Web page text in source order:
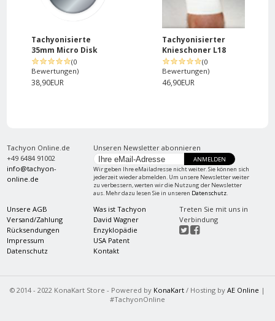
Tachyonisierte
35mm Micro Disk
(0
Bewertungen)
38,90EUR
Tachyonisierter
Knieschoner L18
(0
Bewertungen)
46,90EUR
Tachyon Online.de
+49 6484 91002
info@tachyon-
online.de
Unseren Newsletter abonnieren
ANMELDEN
Wir geben Ihre eMailadresse nicht weiter. Sie können sich
jederzeit wieder abmelden. Um unsere Newsletter weiter
zu verbessern, werten wir die Nutzung der Newsletter
aus. Mehr dazu lesen Sie in unseren Datenschutz.
Unsere AGB
Versand/Zahlung
Rücksendungen
Impressum
Datenschutz
Was ist Tachyon
David Wagner
Enzyklopädie
USA Patent
Kontakt
Treten Sie mit uns in
Verbindung
© 2014 - 2022 KonaKart Store - Powered by KonaKart / Hosting by AE Online |
#TachyonOnline